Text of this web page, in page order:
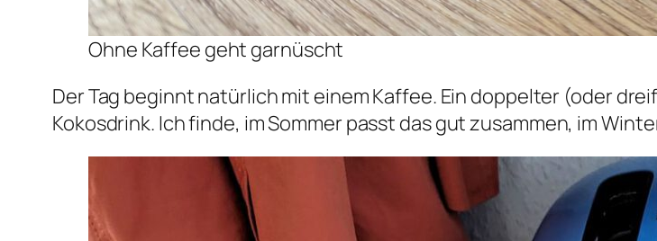
Ohne Kaffee geht garnüscht
Der Tag beginnt natürlich mit einem Kaffee. Ein doppelter (oder
Kokosdrink. Ich finde, im Sommer passt das gut zusammen, im